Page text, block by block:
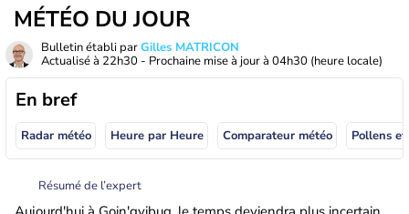
MÉTÉO DU JOUR
Bulletin établi parGilles MATRICON
Actualisé à 22h30 - Prochaine mise à jour à 04h30 (heure locale)
En bref
Radar météo Heure par Heure Comparateur météo Pollens
Résumé de l’expert